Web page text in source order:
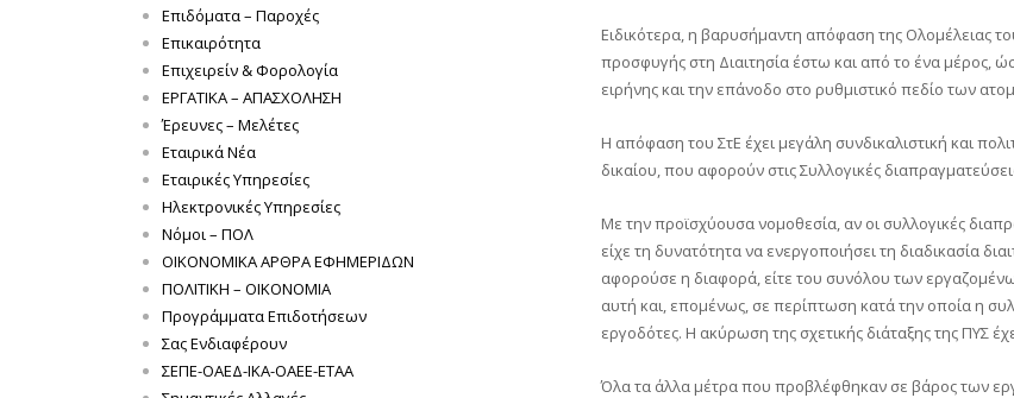
Ειδικότερα, η βαρυσήμαντη απόφαση της Ολομέλειας
προσφυγής στη Διαιτησία έστω και από το ένα μέρος,
ειρήνης και την επάνοδο στο ρυθμιστικό πεδίο των
Η απόφαση του ΣτΕ έχει μεγάλη συνδικαλιστική και
δικαίου, που αφορούν στις Συλλογικές
Με την προϊσχύουσα νομοθεσία, αν οι συλλογικές
είχε τη δυνατότητα να ενεργοποιήσει τη διαδικασία
αφορούσε η διαφορά, είτε του συνόλου των
αυτή και, επομένως, σε περίπτωση κατά την οποία η
εργοδότες. Η ακύρωση της σχετικής διάταξης της ΠΥΣ
Όλα τα άλλα μέτρα που προβλέφθηκαν σε βάρος των
Επιδόματα – Παροχές
Επικαιρότητα
Επιχειρείν & Φορολογία
ΕΡΓΑΤΙΚΑ – ΑΠΑΣΧΟΛΗΣΗ
Έρευνες – Μελέτες
Εταιρικά Νέα
Εταιρικές Υπηρεσίες
Ηλεκτρονικές Υπηρεσίες
Νόμοι – ΠΟΛ
ΟΙΚΟΝΟΜΙΚΑ ΑΡΘΡΑ ΕΦΗΜΕΡΙΔΩΝ
ΠΟΛΙΤΙΚΗ – ΟΙΚΟΝΟΜΙΑ
Προγράμματα Επιδοτήσεων
Σας Ενδιαφέρουν
ΣΕΠΕ-ΟΑΕΔ-ΙΚΑ-ΟΑΕΕ-ΕΤΑΑ